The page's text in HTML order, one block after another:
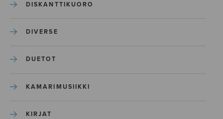
DISKANTTIKUORO
DIVERSE
DUETOT
KAMARIMUSIIKKI
KIRJAT